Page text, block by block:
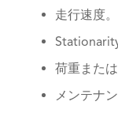
走行速度。
荷重また
メンテナ